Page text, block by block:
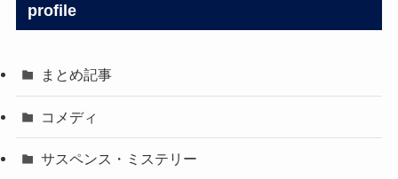
profile
まとめ記事
コメディ
サスペンス・ミステリー